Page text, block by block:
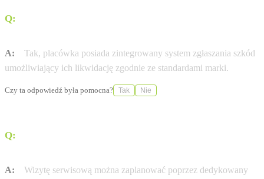
Q:
A:
Tak, placówka posiada zintegrowany system zgłaszania szkód
umożliwiający ich likwidację zgodnie ze standardami marki.
Czy ta odpowiedź była pomocna? Tak Nie
Q:
A:
Wizytę serwisową można zaplanować poprzez dedykowany